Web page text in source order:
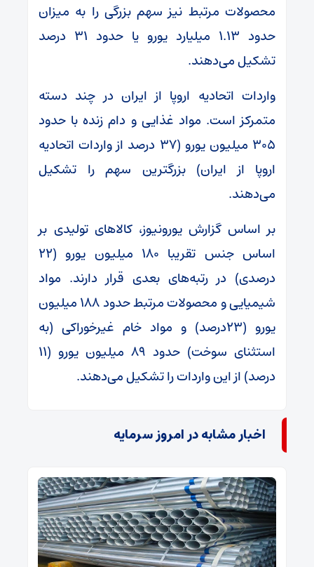
محصولات مرتبط نیز سهم بزرگی را به میزان
حدود ۱.۱۳ میلیارد یورو یا حدود ۳۱ درصد
تشکیل می‌دهند.
واردات اتحادیه اروپا از ایران در چند دسته
متمرکز است. مواد غذایی و دام زنده با حدود
۳۰۵ میلیون یورو (۳۷ درصد از واردات اتحادیه
اروپا از ایران) بزرگترین سهم را تشکیل
می‌دهند.
بر اساس گزارش یورونیوز، کالا‌های تولیدی بر
اساس جنس تقریبا ۱۸۰ میلیون یورو (۲۲
درصدی) در رتبه‌های بعدی قرار دارند. مواد
شیمیایی و محصولات مرتبط حدود ۱۸۸ میلیون
یورو (۲۳درصد) و مواد خام غیرخوراکی (به
استثنای سوخت) حدود ۸۹ میلیون یورو (۱۱
درصد) از این واردات را تشکیل می‌دهند.
اخبار مشابه در امروز سرمایه